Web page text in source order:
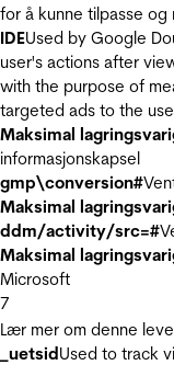
for å kunne tilpasse
IDEUsed by Google
user's actions after
with the purpose of
targeted ads to the
Maksimal
informasjonskapsel
gmp\conversion#
Maksimal
ddm/activity/src=#
Maksimal
Microsoft
7
Lær mer om denne
_uetsidUsed to track